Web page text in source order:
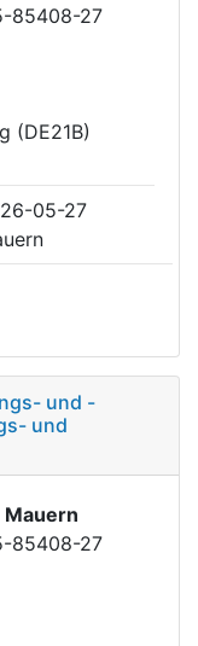
85408-27
(DE21B)
05-27
und -
und
Mauern
85408-27